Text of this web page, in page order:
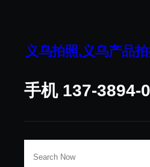
义乌拍照,义乌产品
手机 137-3894-